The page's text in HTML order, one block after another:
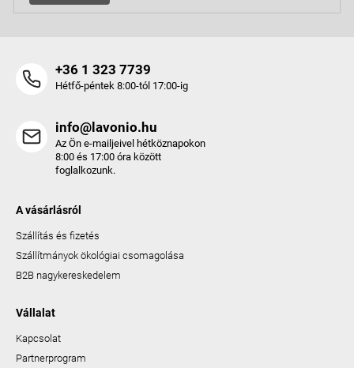
+36 1 323 7739
Hétfő-péntek 8:00-tól 17:00-ig
info@lavonio.hu
Az Ön e-mailjeivel hétköznapokon
8:00 és 17:00 óra között
foglalkozunk.
A vásárlásról
Szállítás és fizetés
Szállítmányok ökológiai csomagolása
B2B nagykereskedelem
Vállalat
Kapcsolat
Partnerprogram